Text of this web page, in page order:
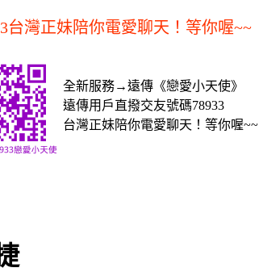
灣正妹陪你電愛聊天！等你喔~~
全新服務→遠傳《戀愛小天使》
遠傳用戶直撥交友號碼78933
台灣正妹陪你電愛聊天！等你喔~~